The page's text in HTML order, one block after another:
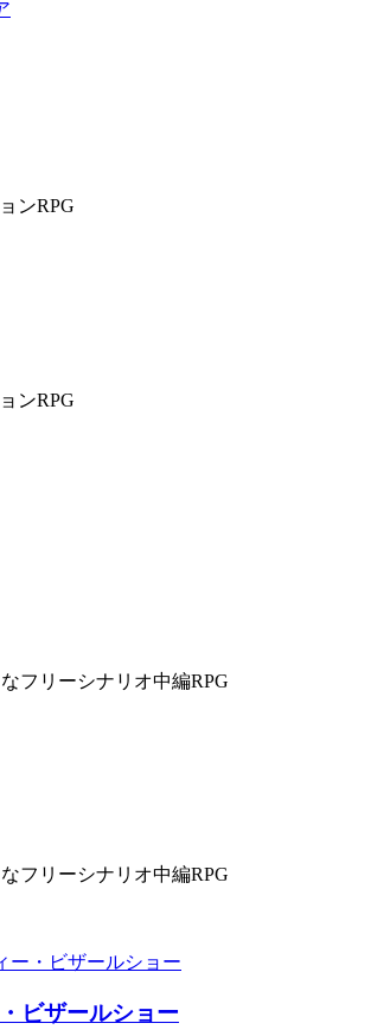
ンRPG
ンRPG
フリーシナリオ中編RPG
フリーシナリオ中編RPG
ビザールショー